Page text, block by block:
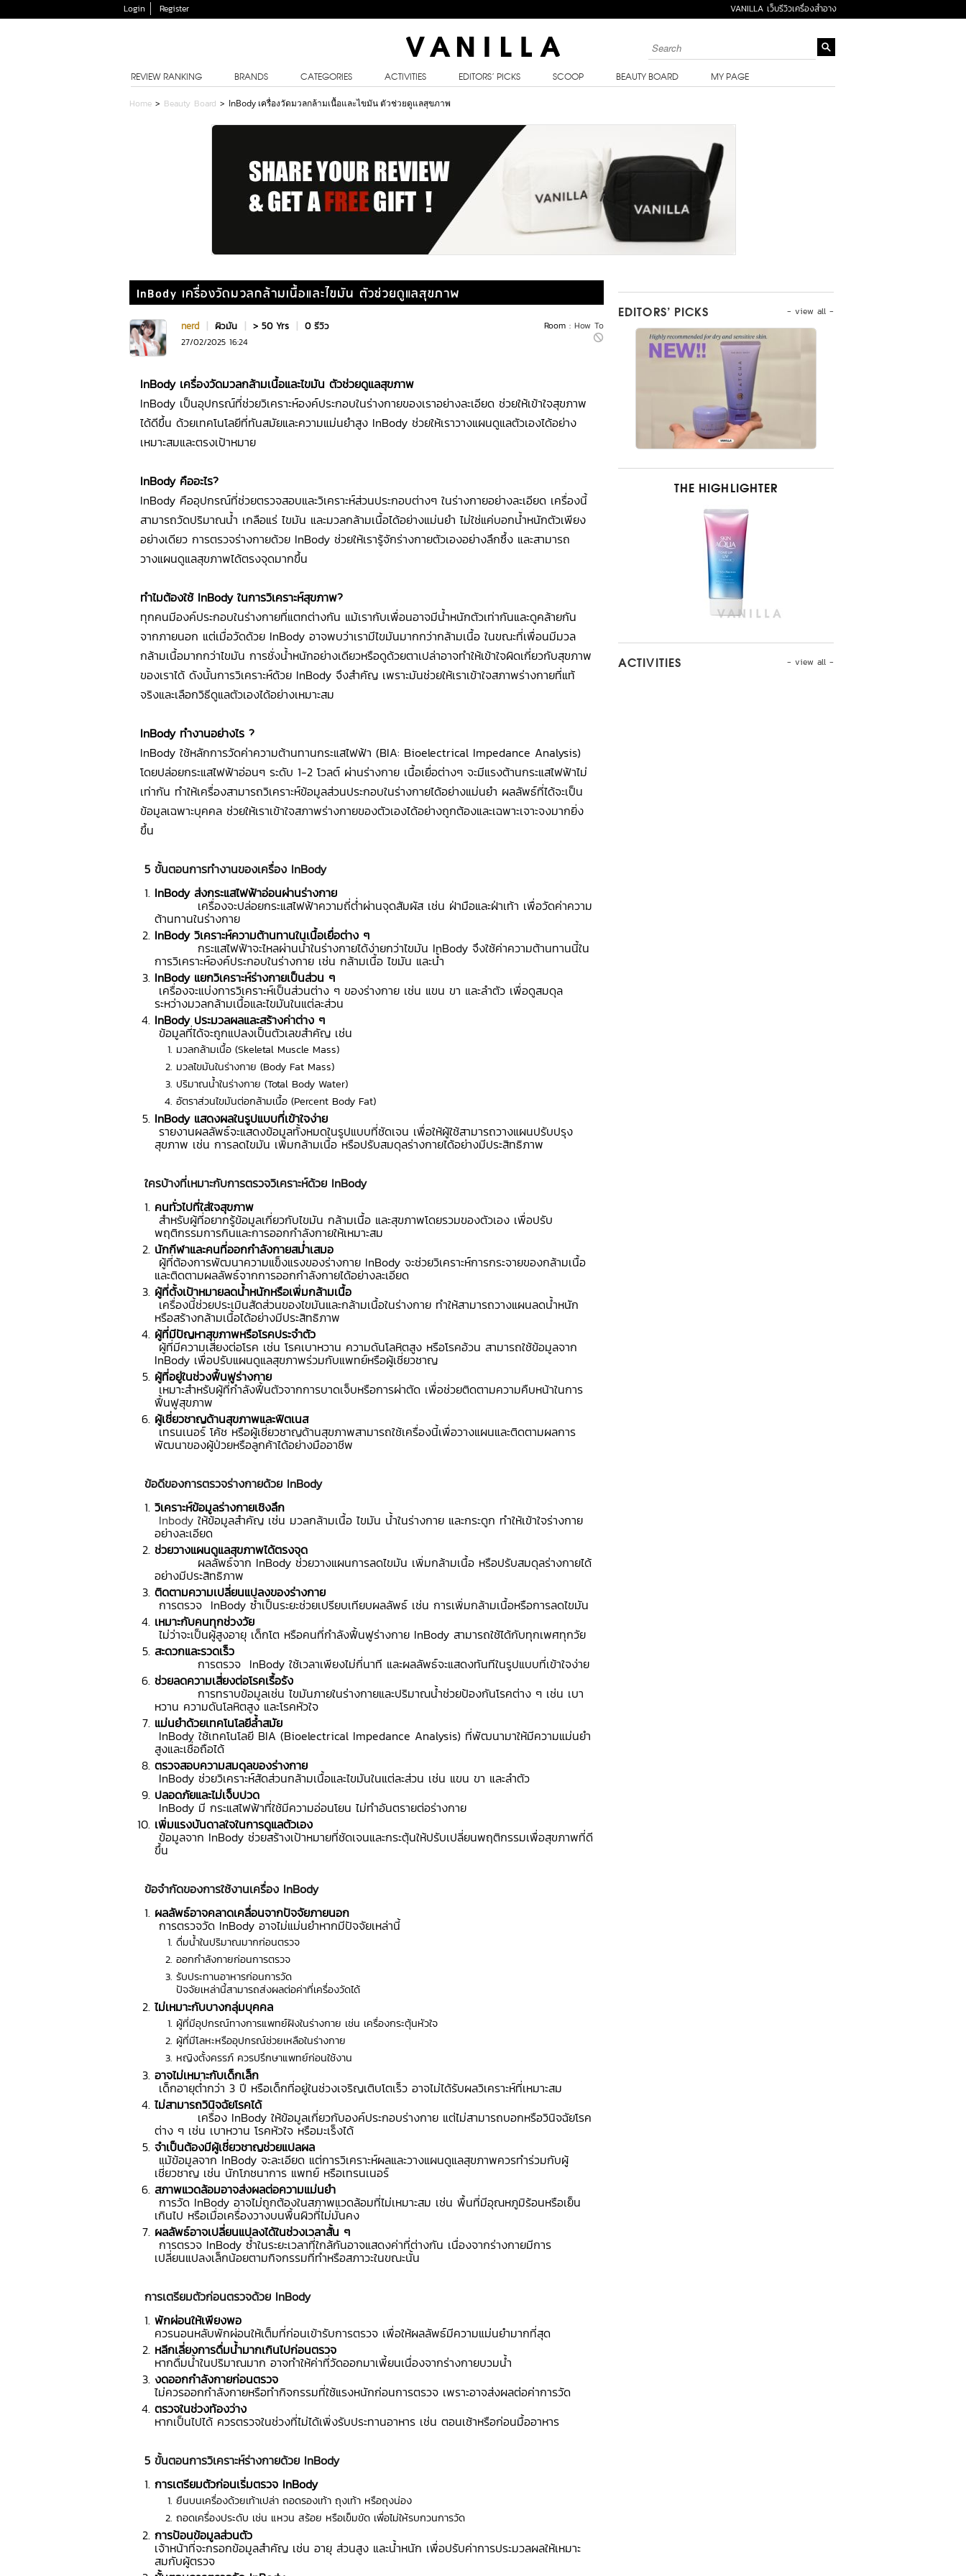
Login Register VANILLA เว็บรีวิวเครื่องสำอาง
REVIEW RANKING BRANDS CATEGORIES ACTIVITIES EDITORS’ PICKS SCOOP BEAUTY BOARD MY PAGE
Home > Beauty Board > InBody เครื่องวัดมวลกล้ามเนื้อและไขมัน ตัวช่วยดูแลสุขภาพ
InBody เครื่องวัดมวลกล้ามเนื้อและไขมัน ตัวช่วยดูแลสุขภาพ
Room : How To
nerd | ผิวมัน | > 50 Yrs | 0 รีวิว
27/02/2025 16:24
InBody เครื่องวัดมวลกล้ามเนื้อและไขมัน ตัวช่วยดูแลสุขภาพ
InBody เป็นอุปกรณ์ที่ช่วยวิเคราะห์องค์ประกอบในร่างกายของเราอย่างละเอียด ช่วยให้เข้าใจสุขภาพ
ได้ดีขึ้น ด้วยเทคโนโลยีที่ทันสมัยและความแม่นยำสูง InBody ช่วยให้เราวางแผนดูแลตัวเองได้อย่าง
เหมาะสมและตรงเป้าหมาย
InBody คืออะไร?
InBody คืออุปกรณ์ที่ช่วยตรวจสอบและวิเคราะห์ส่วนประกอบต่างๆ ในร่างกายอย่างละเอียด เครื่องนี้
สามารถวัดปริมาณน้ำ เกลือแร่ ไขมัน และมวลกล้ามเนื้อได้อย่างแม่นยำ ไม่ใช่แค่บอกน้ำหนักตัวเพียง
อย่างเดียว การตรวจร่างกายด้วย InBody ช่วยให้เรารู้จักร่างกายตัวเองอย่างลึกซึ้ง และสามารถ
วางแผนดูแลสุขภาพได้ตรงจุดมากขึ้น
ทำไมต้องใช้ InBody ในการวิเคราะห์สุขภาพ?
ทุกคนมีองค์ประกอบในร่างกายที่แตกต่างกัน แม้เรากับเพื่อนอาจมีน้ำหนักตัวเท่ากันและดูคล้ายกัน
จากภายนอก แต่เมื่อวัดด้วย InBody อาจพบว่าเรามีไขมันมากกว่ากล้ามเนื้อ ในขณะที่เพื่อนมีมวล
กล้ามเนื้อมากกว่าไขมัน การชั่งน้ำหนักอย่างเดียวหรือดูด้วยตาเปล่าอาจทำให้เข้าใจผิดเกี่ยวกับสุขภาพ
ของเราได้ ดังนั้นการวิเคราะห์ด้วย InBody จึงสำคัญ เพราะมันช่วยให้เราเข้าใจสภาพร่างกายที่แท้
จริงและเลือกวิธีดูแลตัวเองได้อย่างเหมาะสม
InBody ทำงานอย่างไร ?
InBody ใช้หลักการวัดค่าความต้านทานกระแสไฟฟ้า (BIA: Bioelectrical Impedance Analysis)
โดยปล่อยกระแสไฟฟ้าอ่อนๆ ระดับ 1-2 โวลต์ ผ่านร่างกาย เนื้อเยื่อต่างๆ จะมีแรงต้านกระแสไฟฟ้าไม่
เท่ากัน ทำให้เครื่องสามารถวิเคราะห์ข้อมูลส่วนประกอบในร่างกายได้อย่างแม่นยำ ผลลัพธ์ที่ได้จะเป็น
ข้อมูลเฉพาะบุคคล ช่วยให้เราเข้าใจสภาพร่างกายของตัวเองได้อย่างถูกต้องและเฉพาะเจาะจงมากยิ่ง
ขึ้น
5 ขั้นตอนการทำงานของเครื่อง InBody
InBody ส่งกระแสไฟฟ้าอ่อนผ่านร่างกาย
เครื่องจะปล่อยกระแสไฟฟ้าความถี่ต่ำผ่านจุดสัมผัส เช่น ฝ่ามือและฝ่าเท้า เพื่อวัดค่าความ
ต้านทานในร่างกาย
InBody วิเคราะห์ความต้านทานในเนื้อเยื่อต่าง ๆ
กระแสไฟฟ้าจะไหลผ่านน้ำในร่างกายได้ง่ายกว่าไขมัน InBody จึงใช้ค่าความต้านทานนี้ใน
การวิเคราะห์องค์ประกอบในร่างกาย เช่น กล้ามเนื้อ ไขมัน และน้ำ
InBody แยกวิเคราะห์ร่างกายเป็นส่วน ๆ
เครื่องจะแบ่งการวิเคราะห์เป็นส่วนต่าง ๆ ของร่างกาย เช่น แขน ขา และลำตัว เพื่อดูสมดุล
ระหว่างมวลกล้ามเนื้อและไขมันในแต่ละส่วน
InBody ประมวลผลและสร้างค่าต่าง ๆ
ข้อมูลที่ได้จะถูกแปลงเป็นตัวเลขสำคัญ เช่น
มวลกล้ามเนื้อ (Skeletal Muscle Mass)
มวลไขมันในร่างกาย (Body Fat Mass)
ปริมาณน้ำในร่างกาย (Total Body Water)
อัตราส่วนไขมันต่อกล้ามเนื้อ (Percent Body Fat)
InBody แสดงผลในรูปแบบที่เข้าใจง่าย
รายงานผลลัพธ์จะแสดงข้อมูลทั้งหมดในรูปแบบที่ชัดเจน เพื่อให้ผู้ใช้สามารถวางแผนปรับปรุง
สุขภาพ เช่น การลดไขมัน เพิ่มกล้ามเนื้อ หรือปรับสมดุลร่างกายได้อย่างมีประสิทธิภาพ
ใครบ้างที่เหมาะกับการตรวจวิเคราะห์ด้วย InBody
คนทั่วไปที่ใส่ใจสุขภาพ
สำหรับผู้ที่อยากรู้ข้อมูลเกี่ยวกับไขมัน กล้ามเนื้อ และสุขภาพโดยรวมของตัวเอง เพื่อปรับ
พฤติกรรมการกินและการออกกำลังกายให้เหมาะสม
นักกีฬาและคนที่ออกกำลังกายสม่ำเสมอ
ผู้ที่ต้องการพัฒนาความแข็งแรงของร่างกาย InBody จะช่วยวิเคราะห์การกระจายของกล้ามเนื้อ
และติดตามผลลัพธ์จากการออกกำลังกายได้อย่างละเอียด
ผู้ที่ตั้งเป้าหมายลดน้ำหนักหรือเพิ่มกล้ามเนื้อ
เครื่องนี้ช่วยประเมินสัดส่วนของไขมันและกล้ามเนื้อในร่างกาย ทำให้สามารถวางแผนลดน้ำหนัก
หรือสร้างกล้ามเนื้อได้อย่างมีประสิทธิภาพ
ผู้ที่มีปัญหาสุขภาพหรือโรคประจำตัว
ผู้ที่มีความเสี่ยงต่อโรค เช่น โรคเบาหวาน ความดันโลหิตสูง หรือโรคอ้วน สามารถใช้ข้อมูลจาก
InBody เพื่อปรับแผนดูแลสุขภาพร่วมกับแพทย์หรือผู้เชี่ยวชาญ
ผู้ที่อยู่ในช่วงฟื้นฟูร่างกาย
เหมาะสำหรับผู้ที่กำลังฟื้นตัวจากการบาดเจ็บหรือการผ่าตัด เพื่อช่วยติดตามความคืบหน้าในการ
ฟื้นฟูสุขภาพ
ผู้เชี่ยวชาญด้านสุขภาพและฟิตเนส
เทรนเนอร์ โค้ช หรือผู้เชี่ยวชาญด้านสุขภาพสามารถใช้เครื่องนี้เพื่อวางแผนและติดตามผลการ
พัฒนาของผู้ป่วยหรือลูกค้าได้อย่างมืออาชีพ
ข้อดีของการตรวจร่างกายด้วย InBody
วิเคราะห์ข้อมูลร่างกายเชิงลึก
Inbody ให้ข้อมูลสำคัญ เช่น มวลกล้ามเนื้อ ไขมัน น้ำในร่างกาย และกระดูก ทำให้เข้าใจร่างกาย
อย่างละเอียด
ช่วยวางแผนดูแลสุขภาพได้ตรงจุด
ผลลัพธ์จาก InBody ช่วยวางแผนการลดไขมัน เพิ่มกล้ามเนื้อ หรือปรับสมดุลร่างกายได้
อย่างมีประสิทธิภาพ
ติดตามความเปลี่ยนแปลงของร่างกาย
การตรวจ InBody ซ้ำเป็นระยะช่วยเปรียบเทียบผลลัพธ์ เช่น การเพิ่มกล้ามเนื้อหรือการลดไขมัน
เหมาะกับคนทุกช่วงวัย
ไม่ว่าจะเป็นผู้สูงอายุ เด็กโต หรือคนที่กำลังฟื้นฟูร่างกาย InBody สามารถใช้ได้กับทุกเพศทุกวัย
สะดวกและรวดเร็ว
การตรวจ InBody ใช้เวลาเพียงไม่กี่นาที และผลลัพธ์จะแสดงทันทีในรูปแบบที่เข้าใจง่าย
ช่วยลดความเสี่ยงต่อโรคเรื้อรัง
การทราบข้อมูลเช่น ไขมันภายในร่างกายและปริมาณน้ำช่วยป้องกันโรคต่าง ๆ เช่น เบา
หวาน ความดันโลหิตสูง และโรคหัวใจ
แม่นยำด้วยเทคโนโลยีล้ำสมัย
InBody ใช้เทคโนโลยี BIA (Bioelectrical Impedance Analysis) ที่พัฒนามาให้มีความแม่นยำ
สูงและเชื่อถือได้
ตรวจสอบความสมดุลของร่างกาย
InBody ช่วยวิเคราะห์สัดส่วนกล้ามเนื้อและไขมันในแต่ละส่วน เช่น แขน ขา และลำตัว
ปลอดภัยและไม่เจ็บปวด
InBody มี กระแสไฟฟ้าที่ใช้มีความอ่อนโยน ไม่ทำอันตรายต่อร่างกาย
เพิ่มแรงบันดาลใจในการดูแลตัวเอง
ข้อมูลจาก InBody ช่วยสร้างเป้าหมายที่ชัดเจนและกระตุ้นให้ปรับเปลี่ยนพฤติกรรมเพื่อสุขภาพที่ดี
ขึ้น
ข้อจำกัดของการใช้งานเครื่อง InBody
ผลลัพธ์อาจคลาดเคลื่อนจากปัจจัยภายนอก
การตรวจวัด InBody อาจไม่แม่นยำหากมีปัจจัยเหล่านี้
ดื่มน้ำในปริมาณมากก่อนตรวจ
ออกกำลังกายก่อนการตรวจ
รับประทานอาหารก่อนการวัด
ปัจจัยเหล่านี้สามารถส่งผลต่อค่าที่เครื่องวัดได้
ไม่เหมาะกับบางกลุ่มบุคคล
ผู้ที่มีอุปกรณ์ทางการแพทย์ฝังในร่างกาย เช่น เครื่องกระตุ้นหัวใจ
ผู้ที่มีโลหะหรืออุปกรณ์ช่วยเหลือในร่างกาย
หญิงตั้งครรภ์ ควรปรึกษาแพทย์ก่อนใช้งาน
อาจไม่เหมาะกับเด็กเล็ก
เด็กอายุต่ำกว่า 3 ปี หรือเด็กที่อยู่ในช่วงเจริญเติบโตเร็ว อาจไม่ได้รับผลวิเคราะห์ที่เหมาะสม
ไม่สามารถวินิจฉัยโรคได้
เครื่อง InBody ให้ข้อมูลเกี่ยวกับองค์ประกอบร่างกาย แต่ไม่สามารถบอกหรือวินิจฉัยโรค
ต่าง ๆ เช่น เบาหวาน โรคหัวใจ หรือมะเร็งได้
จำเป็นต้องมีผู้เชี่ยวชาญช่วยแปลผล
แม้ข้อมูลจาก InBody จะละเอียด แต่การวิเคราะห์ผลและวางแผนดูแลสุขภาพควรทำร่วมกับผู้
เชี่ยวชาญ เช่น นักโภชนาการ แพทย์ หรือเทรนเนอร์
สภาพแวดล้อมอาจส่งผลต่อความแม่นยำ
การวัด InBody อาจไม่ถูกต้องในสภาพแวดล้อมที่ไม่เหมาะสม เช่น พื้นที่มีอุณหภูมิร้อนหรือเย็น
เกินไป หรือเมื่อเครื่องวางบนพื้นผิวที่ไม่มั่นคง
ผลลัพธ์อาจเปลี่ยนแปลงได้ในช่วงเวลาสั้น ๆ
การตรวจ InBody ซ้ำในระยะเวลาที่ใกล้กันอาจแสดงค่าที่ต่างกัน เนื่องจากร่างกายมีการ
เปลี่ยนแปลงเล็กน้อยตามกิจกรรมที่ทำหรือสภาวะในขณะนั้น
การเตรียมตัวก่อนตรวจด้วย InBody
พักผ่อนให้เพียงพอ
ควรนอนหลับพักผ่อนให้เต็มที่ก่อนเข้ารับการตรวจ เพื่อให้ผลลัพธ์มีความแม่นยำมากที่สุด
หลีกเลี่ยงการดื่มน้ำมากเกินไปก่อนตรวจ
หากดื่มน้ำในปริมาณมาก อาจทำให้ค่าที่วัดออกมาเพี้ยนเนื่องจากร่างกายบวมน้ำ
งดออกกำลังกายก่อนตรวจ
ไม่ควรออกกำลังกายหรือทำกิจกรรมที่ใช้แรงหนักก่อนการตรวจ เพราะอาจส่งผลต่อค่าการวัด
ตรวจในช่วงท้องว่าง
หากเป็นไปได้ ควรตรวจในช่วงที่ไม่ได้เพิ่งรับประทานอาหาร เช่น ตอนเช้าหรือก่อนมื้ออาหาร
5 ขั้นตอนการวิเคราะห์ร่างกายด้วย InBody
การเตรียมตัวก่อนเริ่มตรวจ InBody
ยืนบนเครื่องด้วยเท้าเปล่า ถอดรองเท้า ถุงเท้า หรือถุงน่อง
ถอดเครื่องประดับ เช่น แหวน สร้อย หรือเข็มขัด เพื่อไม่ให้รบกวนการวัด
การป้อนข้อมูลส่วนตัว
เจ้าหน้าที่จะกรอกข้อมูลสำคัญ เช่น อายุ ส่วนสูง และน้ำหนัก เพื่อปรับค่าการประมวลผลให้เหมาะ
สมกับผู้ตรวจ
- view all -
EDITORS’ PICKS
THE HIGHLIGHTER
- view all -
ACTIVITIES